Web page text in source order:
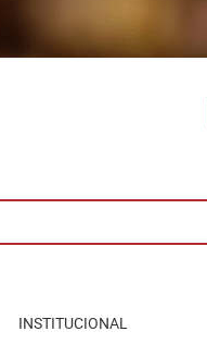
INSTITUCIONAL